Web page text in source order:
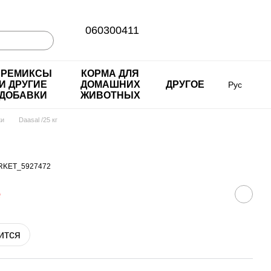
060300411
И ДРУГИЕ
КОРМА ДЛЯ
ДОМАШНИХ
ЖИВОТНЫХ
ДРУГОЕ Рус
Daasal /25 кг